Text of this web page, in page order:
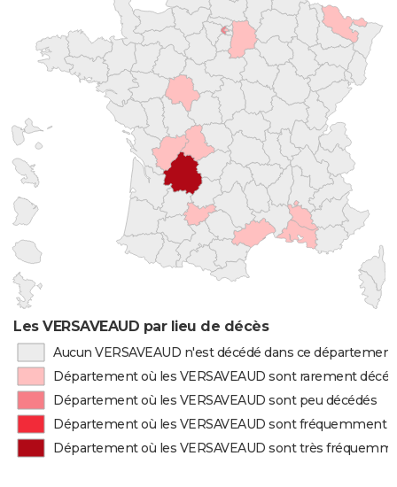
Les VERSAVEAUD par lieu de décès
Aucun VERSAVEAUD n'est décédé dans ce département
Département où les VERSAVEAUD sont rarement
Département où les VERSAVEAUD sont peu décédés
Département où les VERSAVEAUD sont fréquemment
Département où les VERSAVEAUD sont très